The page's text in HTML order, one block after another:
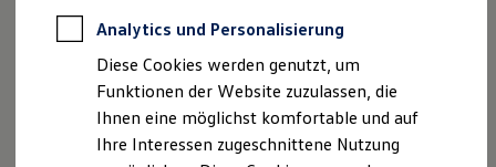
ProfiPartner für Gebrauchtwagen
Finanzierung
Für Privatkunden
Für Gewerbekunden
Leasing
Für Privatkunden
Analytics und Personalisierung
Diese Cookies werden genutzt, um
Funktionen der Website zuzulassen, die
Ihnen eine möglichst komfortable und auf
Ihre Interessen zugeschnittene Nutzung